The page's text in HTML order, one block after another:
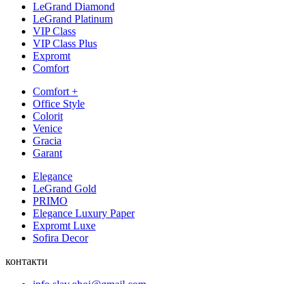
LeGrand Diamond
LeGrand Platinum
VIP Class
VIP Class Plus
Expromt
Comfort
Comfort +
Office Style
Colorit
Venice
Gracia
Garant
Elegance
LeGrand Gold
PRIMO
Elegance Luxury Paper
Expromt Luxe
Sofira Decor
контакти